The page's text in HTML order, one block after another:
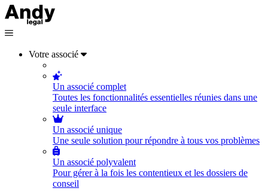
Votre associé
Un associé complet
Toutes les fonctionnalités essentielles réunies dans une
seule interface
Un associé unique
Une seule solution pour répondre à tous vos problèmes
Un associé polyvalent
Pour gérer à la fois les contentieux et les dossiers de
conseil